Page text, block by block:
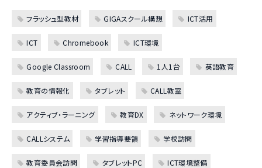
フラッシュ型教材 GIGAスクール構想 ICT活用
ICT Chromebook ICT環境
Google Classroom CALL 1人1台 英語教育
教育の情報化 タブレット CALL教室
アクティブ・ラーニング 教育DX ネットワーク環境
CALLシステム 学習指導要領 学校訪問
教育委員会訪問 タブレットPC ICT環境整備